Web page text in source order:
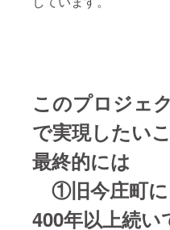
このプロジェ
で実現したい
最終的には
①旧今庄町に
400年以上続い